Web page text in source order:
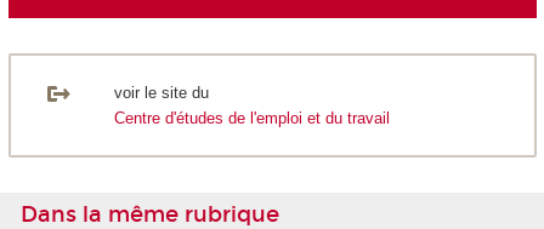
voir le site du
Centre d'études de l'emploi et du travail
Dans la même rubrique